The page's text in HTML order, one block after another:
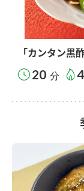
「カンタン黒
20 分